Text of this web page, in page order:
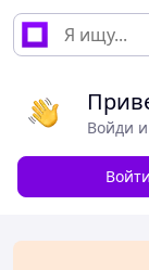
Войди
Войти